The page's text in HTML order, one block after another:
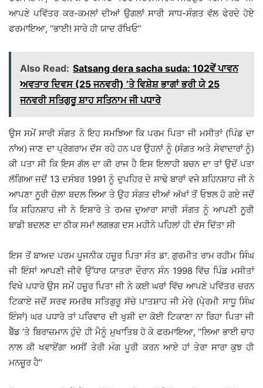
ਆਪਣੇ ਪਵਿੱਤਰ ਕਰ-ਕਮਲਾਂ ਦੀਆਂ ਉਗਲਾਂ ਸਾਰੀ ਸਾਧ-ਸੰਗਤ ਵੱਲ ਫੇਰਦੇ ਹੋਏ
ਫਰਮਾਇਆ, ‘‘ਭਾਈ! ਸਾਰੇ ਹੀ ਯਾਦ ਰੱਖਿਓ’’
Also Read: Satsang dera sacha suda: 102ਵੇਂ ਪਾਵਨ
ਅਵਤਾਰ ਦਿਵਸ (25 ਜਨਵਰੀ) ’ਤੇ ਵਿਸ਼ੇਸ਼ ਭਾਗਾਂ ਭਰੀ ਯੇ 25
ਜਨਵਰੀ ਸਤਿਗੁਰੂ ਸ਼ਾਹ ਸਤਿਨਾਮ ਜੀ ਪਧਾਰੇ
ਉਸ ਸਮੇਂ ਸਾਰੀ ਸੰਗਤ ਨੇ ਇਹ ਸਮਝਿਆ ਕਿ ਪਰਮ ਪਿਤਾ ਜੀ ਮਸੀਤਾਂ (ਪਿੰਡ ਦਾ
ਨਾਂਅ) ਜਾਣ ਦਾ ਪ੍ਰੋਗਰਾਮ ਦੱਸ ਰਹੇ ਹਨ ਪਰ ਉਹਨਾਂ ਨੂੰ (ਸੰਗਤ ਅਤੇ ਸੇਵਾਦਾਰਾਂ ਨੂੰ)
ਕੀ ਪਤਾ ਸੀ ਕਿ ਇਸ ਗੱਲ ਦਾ ਕੀ ਰਾਜ ਹੈ ਇਸ ਇਲਾਹੀ ਬਚਨ ਦਾ ਤਾਂ ਉਦੋਂ ਪਤਾ
ਲੱਗਿਆ ਜਦੋਂ 13 ਦਸੰਬਰ 1991 ਨੂੰ ਦੁਪਹਿਰ ਦੇ ਸਾਢੇ ਬਾਰਾਂ ਵਜੇ ਸ਼ਹਿਨਸ਼ਾਹ ਜੀ ਨੇ
ਆਪਣਾ ਨੂਰੀ ਚੋਲ਼ਾ ਬਦਲ ਲਿਆ ਤੇ ਉਹ ਸੰਗਤ ਦੀਆਂ ਅੱਖਾਂ ਤੋਂ ਓਝਲ ਹੋ ਗਏ ਜਦੋਂ
ਕਿ ਸ਼ਹਿਨਸ਼ਾਹ ਜੀ ਨੇ ਇਸ਼ਾਰੇ ਤੇ ਰਮਜ਼ ਦੁਆਰਾ ਸਾਰੀ ਸੰਗਤ ਨੂੰ ਆਪਣੀ ਨੂਰੀ
ਬਾਡੀ ਬਦਲਣ ਦਾ ਠੀਕ ਸਮਾਂ ਲਗਭਗ ਦਸ ਮਹੀਨੇ ਪਹਿਲਾਂ ਹੀ ਦੱਸ ਦਿੱਤਾ ਸੀ
ਇਸ ਤੋਂ ਬਾਅਦ ਪਰਮ ਪੂਜਨੀਕ ਹਜ਼ੂਰ ਪਿਤਾ ਸੰਤ ਡਾ. ਗੁਰਮੀਤ ਰਾਮ ਰਹੀਮ ਸਿੰਘ
ਜੀ ਇੰਸਾਂ ਆਪਣੀ ਜੀਵੋ ਉੱਧਾਰ ਯਾਤਰਾ ਦੌਰਾਨ ਸੰਨ 1998 ਵਿੱਚ ਪਿੰਡ ਮਸੀਤਾਂ
ਵਿਖੇ ਪਧਾਰੇ ਉਸ ਸਮੇਂ ਹਜ਼ੂਰ ਪਿਤਾ ਜੀ ਨੇ ਕਈ ਘਰਾਂ ਵਿੱਚ ਆਪਣੇ ਪਵਿੱਤਰ ਚਰਨ
ਟਿਕਾਏ ਜਦੋਂ ਸਰਵ ਸਮਰੱਥ ਸਤਿਗੁਰੂ ਸੱਚੇ ਪਾਤਸ਼ਾਹ ਜੀ ਮੇਰੇ (ਪੇ੍ਰਮੀ ਸਾਧੂ ਸਿੰਘ
ਇੰਸਾਂ) ਘਰ ਪਧਾਰੇ ਤਾਂ ਪਰਿਵਾਰ ਦੀ ਖੁਸ਼ੀ ਦਾ ਕੋਈ ਟਿਕਾਣਾ ਨਾ ਰਿਹਾ ਪਿਤਾ ਜੀ
ਬੈੱਡ ’ਤੇ ਬਿਰਾਜ਼ਮਾਨ ਹੁੰਦੇ ਹੀ ਮੈਨੂੰ ਮੁਖਾਤਿਬ ਹੋ ਕੇ ਫਰਮਾਇਆ, ‘‘ਲਿਆ ਭਾਈ ਚਾਹ
ਨਾਲ ਕੀ ਖਵਾਏਂਗਾ ਅਸੀਂ ਤੇਰੀ ਮੰਗ ਪੂਰੀ ਕਰਨ ਆਏ ਹਾਂ ਤੇਰਾ ਸਾਰਾ ਕੁਝ ਹੀ
ਮਨਜ਼ੂਰ ਹੈ’’